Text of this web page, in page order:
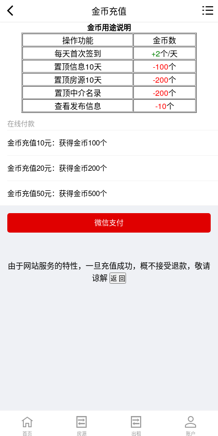
金币充值
金币用途说明
操作功能
金币数
每天首次签到
+2个/天
置顶信息10天
-100个
置顶房源10天
-200个
置顶中介名录
-200个
查看发布信息
-10个
在线付款
金币充值10元：获得金币100个
金币充值20元：获得金币200个
金币充值50元：获得金币500个
由于网站服务的特性，一旦充值成功，概不接受退款，敬请
谅解
首页 房源 出租 账户